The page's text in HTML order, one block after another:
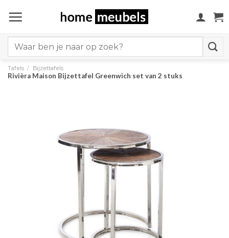
naar
for:
Tafels / Bijzettafels
Rivièra Maison Bijzettafel Greenwich set van 2 stuks